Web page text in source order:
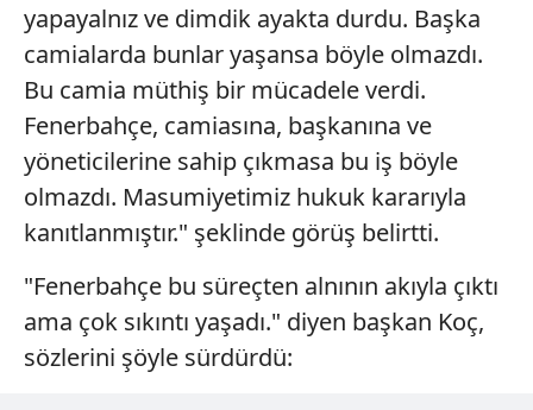
yapayalnız ve dimdik ayakta durdu. Başka
camialarda bunlar yaşansa böyle olmazdı.
Bu camia müthiş bir mücadele verdi.
Fenerbahçe, camiasına, başkanına ve
yöneticilerine sahip çıkmasa bu iş böyle
olmazdı. Masumiyetimiz hukuk kararıyla
kanıtlanmıştır." şeklinde görüş belirtti.
"Fenerbahçe bu süreçten alnının akıyla çıktı
ama çok sıkıntı yaşadı." diyen başkan Koç,
sözlerini şöyle sürdürdü: